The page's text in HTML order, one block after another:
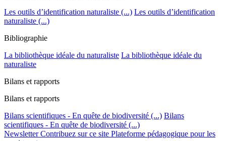
Les outils d’identification naturaliste (...) Les outils d’identification
naturaliste (...)
Bibliographie
La bibliothèque idéale du naturaliste La bibliothèque idéale du
naturaliste
Bilans et rapports
Bilans et rapports
Bilans scientifiques - En quête de biodiversité (...) Bilans
scientifiques - En quête de biodiversité (...)
NewsletterContribuez sur ce site Plateforme pédagogique pour les